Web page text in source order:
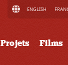
ENGLISH
Projets Films